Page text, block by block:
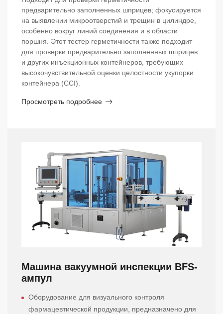
предварительно заполненных шприцев; фокусируется
на выявлении микроотверстий и трещин в цилиндре,
особенно вокруг линий соединения и в области
поршня. Этот тестер герметичности также подходит
для проверки предварительно заполненных шприцев
и других инъекционных контейнеров, требующих
высокочувствительной оценки целостности укупорки
контейнера (CCI).
Просмотреть подробнее
Машина вакуумной инспекции BFS-
ампул
Оборудование для визуального контроля
фармацевтической продукции, предназначено для